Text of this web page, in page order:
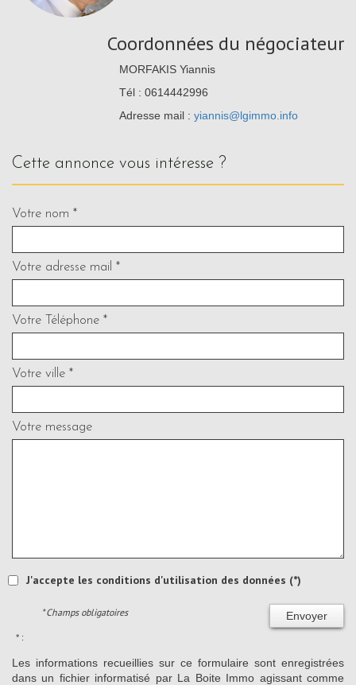
Coordonnées du négociateur
MORFAKIS Yiannis
Tél : 0614442996
Adresse mail : yiannis@lgimmo.info
cette annonce vous intéresse ?
Votre nom *
Votre adresse mail *
Votre Téléphone *
Votre ville *
Votre message
J'accepte les conditions d'utilisation des données (*)
Envoyer
* Champs obligatoires
* :
Les informations recueillies sur ce formulaire sont enregistrées
dans un fichier informatisé par La Boite Immo agissant comme